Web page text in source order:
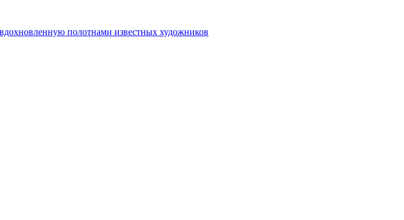
полотнами известных художников